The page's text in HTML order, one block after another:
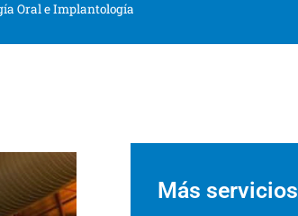
Oral e Implantología
Más servicios